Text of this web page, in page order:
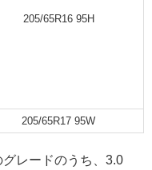
205/65R16 95H
205/65R17 95W
レードのうち、3.0